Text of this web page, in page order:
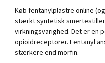
Køb fentanylplastre online
stærkt syntetisk
virkningsvarighed. Det er en
opioidreceptorer. Fentanyl
stærkere end morfin.